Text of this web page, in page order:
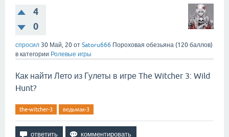
4
0
спросил 30 Май, 20 от Satoru666 Пороховая обезьяна (120 баллов)
в категории Ролевые игры
Как найти Лето из Гулеты в игре The Witcher 3: Wild
Hunt?
the-witcher-3 ведьмак-3